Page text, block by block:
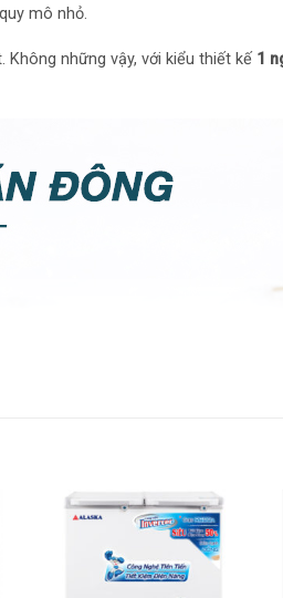
Tiện ích: Nút điều chỉnh nhiệt độ bên
– Inverter tiết kiệm điện
– Giỏ đựng đồ
Sản xuất tại: Trung Quốc
Năm ra mắt: 2022
mô nhỏ.
những vậy, với kiểu thiết kế 1